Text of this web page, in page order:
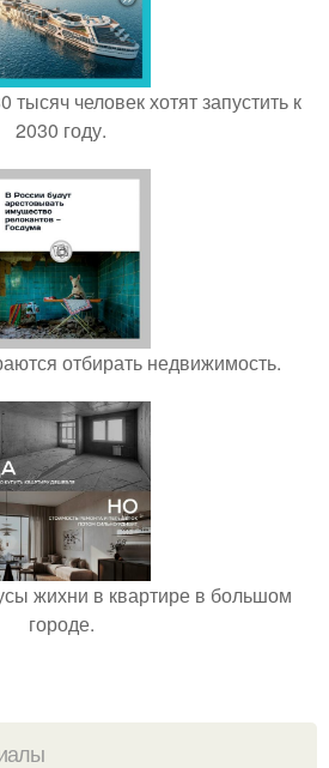
тысяч человек хотят запустить к
2030 году.
отбирать недвижимость.
жихни в квартире в большом
городе.